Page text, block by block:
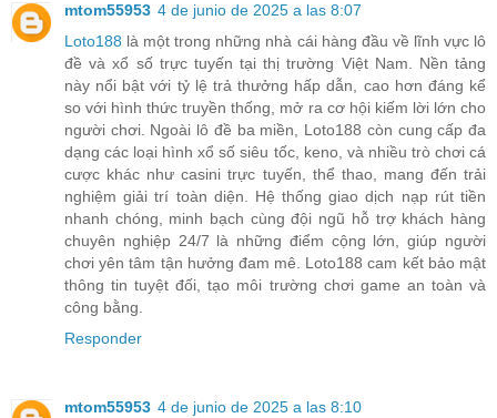
mtom55953 4 de junio de 2025 a las 8:07
Loto188 là một trong những nhà cái hàng đầu về lĩnh vực lô
đề và xổ số trực tuyến tại thị trường Việt Nam. Nền tảng
này nổi bật với tỷ lệ trả thưởng hấp dẫn, cao hơn đáng kể
so với hình thức truyền thống, mở ra cơ hội kiếm lời lớn cho
người chơi. Ngoài lô đề ba miền, Loto188 còn cung cấp đa
dạng các loại hình xổ số siêu tốc, keno, và nhiều trò chơi cá
cược khác như casini trực tuyến, thể thao, mang đến trải
nghiệm giải trí toàn diện. Hệ thống giao dịch nạp rút tiền
nhanh chóng, minh bạch cùng đội ngũ hỗ trợ khách hàng
chuyên nghiệp 24/7 là những điểm cộng lớn, giúp người
chơi yên tâm tận hưởng đam mê. Loto188 cam kết bảo mật
thông tin tuyệt đối, tạo môi trường chơi game an toàn và
công bằng.
Responder
mtom55953 4 de junio de 2025 a las 8:10